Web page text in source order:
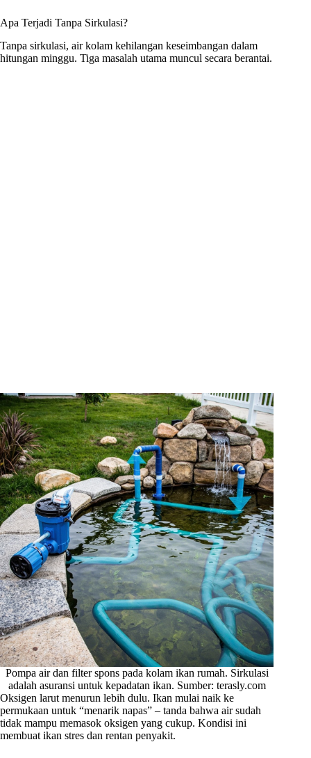
Apa Terjadi Tanpa Sirkulasi?
Tanpa sirkulasi, air kolam kehilangan keseimbangan dalam
hitungan minggu. Tiga masalah utama muncul secara berantai.
Pompa air dan filter spons pada kolam ikan rumah. Sirkulasi
adalah asuransi untuk kepadatan ikan. Sumber: terasly.com
Oksigen larut menurun lebih dulu. Ikan mulai naik ke
permukaan untuk “menarik napas” – tanda bahwa air sudah
tidak mampu memasok oksigen yang cukup. Kondisi ini
membuat ikan stres dan rentan penyakit.